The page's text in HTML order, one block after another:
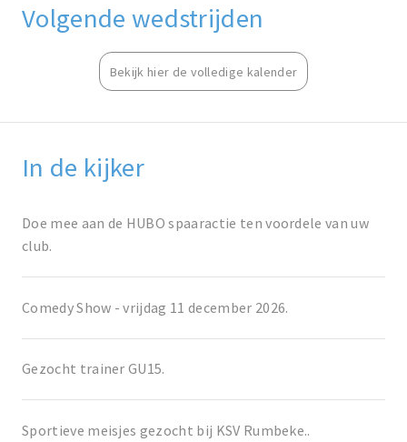
Volgende wedstrijden
Bekijk hier de volledige kalender
In de kijker
Doe mee aan de HUBO spaaractie ten voordele van uw
club.
Comedy Show - vrijdag 11 december 2026.
Gezocht trainer GU15.
Sportieve meisjes gezocht bij KSV Rumbeke..